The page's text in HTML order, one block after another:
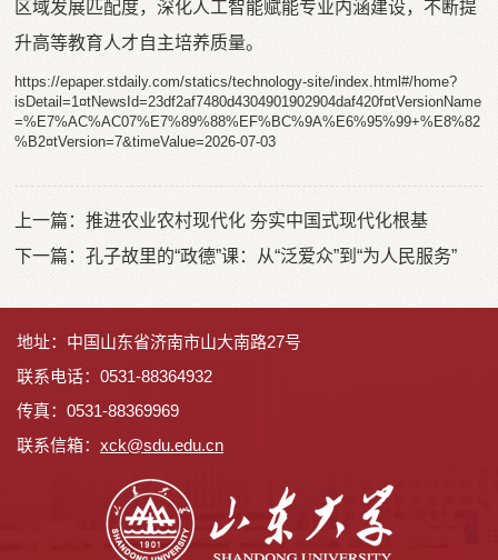
区域发展匹配度，深化人工智能赋能专业内涵建设，不断提
升高等教育人才自主培养质量。
https://epaper.stdaily.com/statics/technology-site/index.html#/home?
isDetail=1¤tNewsId=23df2af7480d4304901902904daf420f¤tVersionName
=%E7%AC%AC07%E7%89%88%EF%BC%9A%E6%95%99+%E8%82
%B2¤tVersion=7&timeValue=2026-07-03
上一篇：推进农业农村现代化 夯实中国式现代化根基
下一篇：孔子故里的“政德”课：从“泛爱众”到“为人民服务”
地址：中国山东省济南市山大南路27号
联系电话：0531-88364932
传真：0531-88369969
联系信箱： xck@sdu.edu.cn